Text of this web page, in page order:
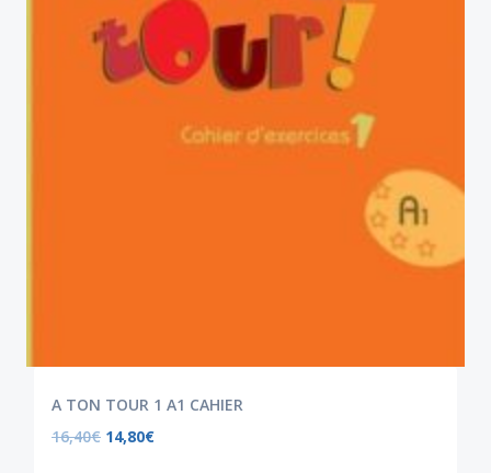
A TON TOUR 1 A1 CAHIER
16,40€ 14,80€